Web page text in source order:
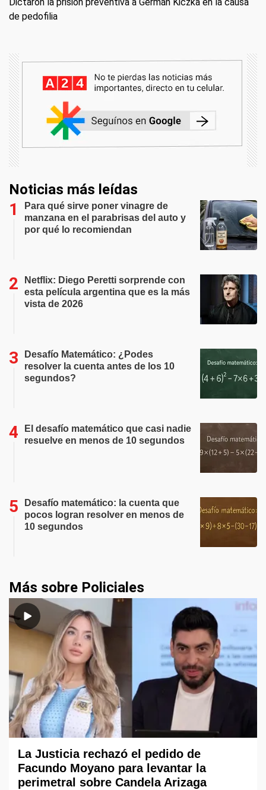
de pedofilia
Noticias más leídas
Para qué sirve poner vinagre de
manzana en el parabrisas del auto y
por qué lo recomiendan
Netflix: Diego Peretti sorprende con
esta película argentina que es la más
vista de 2026
Desafío Matemático: ¿Podes
resolver la cuenta antes de los 10
segundos?
El desafío matemático que casi nadie
resuelve en menos de 10 segundos
Desafío matemático: la cuenta que
pocos logran resolver en menos de
10 segundos
Más sobre Policiales
La Justicia rechazó el pedido de
Facundo Moyano para levantar la
perimetral sobre Candela Arizaga